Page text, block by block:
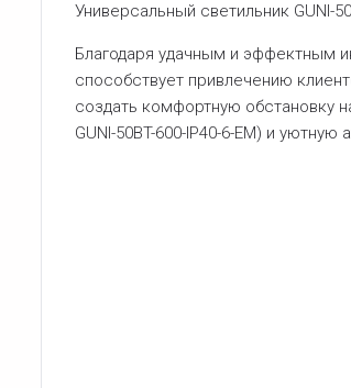
Универсальный светильник GUNI-
Благодаря удачным и эффектным
способствует привлечению
создать комфортную обстановку
GUNI-50BT-600-IP40-6-EM) и